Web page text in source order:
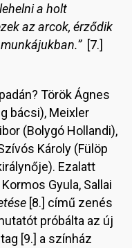
a holt
az arcok, érződik
[7.]
Török Ágnes
bácsi), Meixler
(Bolygó Hollandi),
Károly (Fülöp
Ezalatt
Gyula, Sallai
[8.] című zenés
próbálta az új
[9.] a színház